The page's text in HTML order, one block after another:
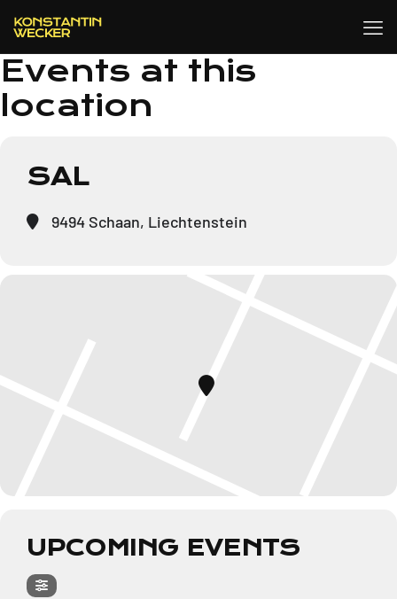
Events at this
location
SAL
9494 Schaan, Liechtenstein
UPCOMING EVENTS